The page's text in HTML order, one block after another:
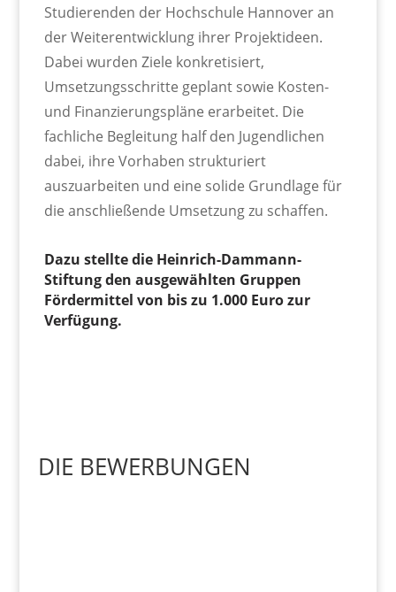
Studierenden der Hochschule Hannover an
der Weiterentwicklung ihrer Projektideen.
Dabei wurden Ziele konkretisiert,
Umsetzungsschritte geplant sowie Kosten-
und Finanzierungspläne erarbeitet. Die
fachliche Begleitung half den Jugendlichen
dabei, ihre Vorhaben strukturiert
auszuarbeiten und eine solide Grundlage für
die anschließende Umsetzung zu schaffen.
Dazu stellte die Heinrich-Dammann-
Stiftung den ausgewählten Gruppen
Fördermittel von bis zu 1.000 Euro zur
Verfügung.
DIE BEWERBUNGEN